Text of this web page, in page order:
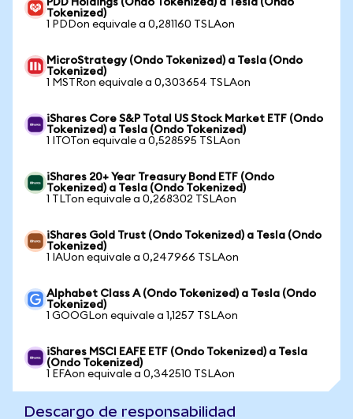
PDD Holdings (Ondo Tokenized) a Tesla (Ondo
Tokenized)
1 PDDon equivale a 0,281160 TSLAon
MicroStrategy (Ondo Tokenized) a Tesla (Ondo
Tokenized)
1 MSTRon equivale a 0,303654 TSLAon
iShares Core S&P Total US Stock Market ETF (Ondo
Tokenized) a Tesla (Ondo Tokenized)
1 ITOTon equivale a 0,528595 TSLAon
iShares 20+ Year Treasury Bond ETF (Ondo
Tokenized) a Tesla (Ondo Tokenized)
1 TLTon equivale a 0,268302 TSLAon
iShares Gold Trust (Ondo Tokenized) a Tesla (Ondo
Tokenized)
1 IAUon equivale a 0,247966 TSLAon
Alphabet Class A (Ondo Tokenized) a Tesla (Ondo
Tokenized)
1 GOOGLon equivale a 1,1257 TSLAon
iShares MSCI EAFE ETF (Ondo Tokenized) a Tesla
(Ondo Tokenized)
1 EFAon equivale a 0,342510 TSLAon
Descargo de responsabilidad